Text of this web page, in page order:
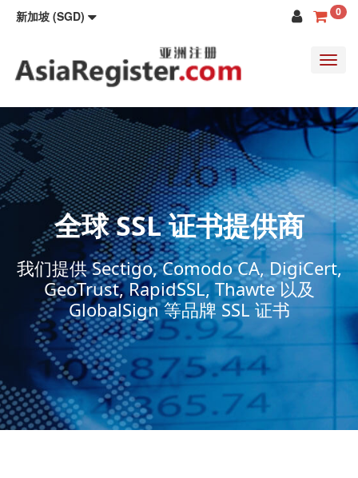
新加坡 (SGD) 0
全球 SSL 证书提供商
我们提供 Sectigo, Comodo CA, DigiCert,
GeoTrust, RapidSSL, Thawte 以及
GlobalSign 等品牌 SSL 证书